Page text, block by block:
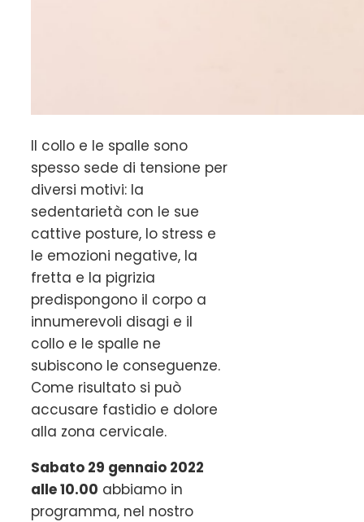
Il collo e le spalle sono
spesso sede di tensione per
diversi motivi: la
sedentarietà con le sue
cattive posture, lo stress e
le emozioni negative, la
fretta e la pigrizia
predispongono il corpo a
innumerevoli disagi e il
collo e le spalle ne
subiscono le conseguenze.
Come risultato si può
accusare fastidio e dolore
alla zona cervicale.
Sabato 29 gennaio 2022
alle 10.00 abbiamo in
programma, nel nostro